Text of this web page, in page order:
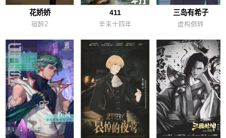
花娇娇
宿醉2
411
辛末十四年
三岛有希子
虚构倒转